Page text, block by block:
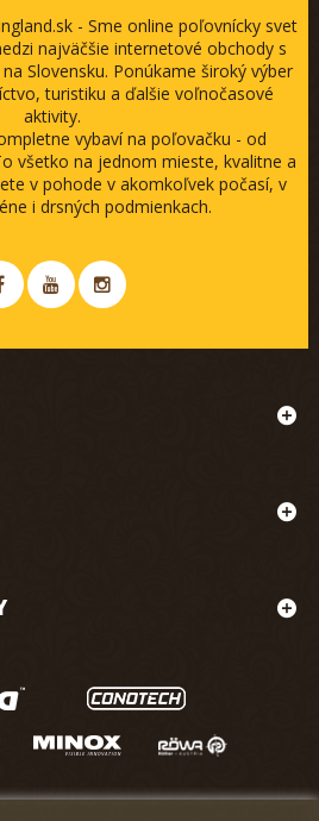
- Sme online poľovnícky svet
najväčšie internetové obchody s
Slovensku. Ponúkame široký výber
turistiku a ďalšie voľnočasové
aktivity.
vybaví na poľovačku - od
všetko na jednom mieste, kvalitne a
v pohode v akomkoľvek počasí, v
i drsných podmienkach.